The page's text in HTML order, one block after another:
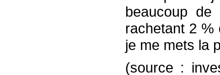
beaucoup
rachetant 2 %
je me mets la
(source :